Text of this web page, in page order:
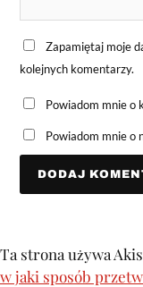
Zapamiętaj moje
kolejnych komentarzy.
Powiadom mnie o
Powiadom mnie o
Ta strona używa
w jaki sposób